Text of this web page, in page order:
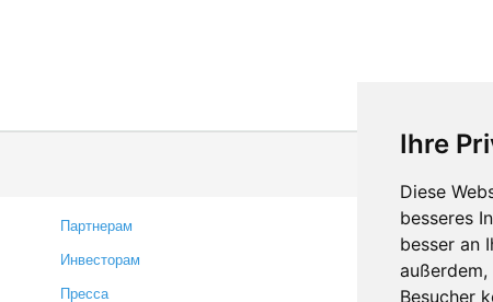
Ihre
Diese
besseres
besser an
Besucher
Партнерам
Инвесторам
Пресса
Контакты
Оставить отзыв
Сообщить об